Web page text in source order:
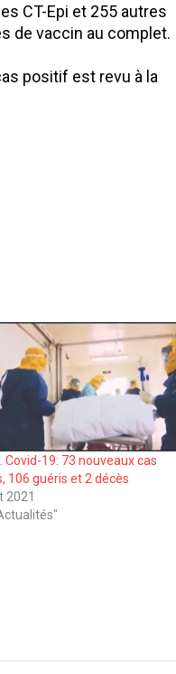
CT-Epi et 255 autres
de vaccin au complet.
positif est revu à la
Covid-19: 73 nouveaux cas
106 guéris et 2 décès
2021